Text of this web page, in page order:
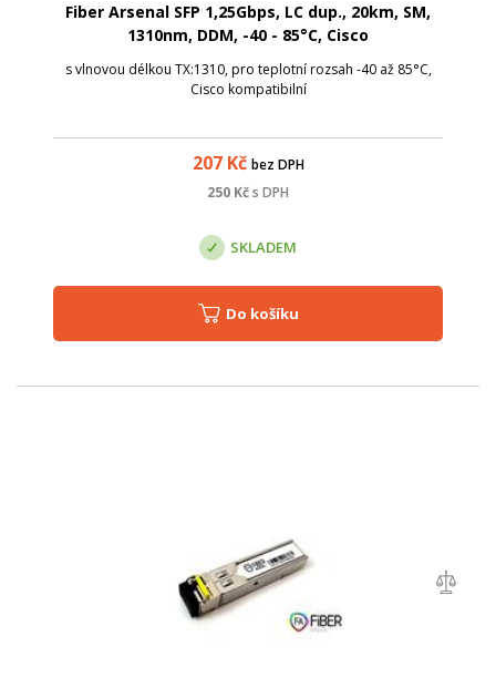
Fiber Arsenal SFP 1,25Gbps, LC dup., 20km, SM,
1310nm, DDM, -40 - 85°C, Cisco
s vlnovou délkou TX:1310, pro teplotní rozsah -40 až 85°C,
Cisco kompatibilní
207Kč bez DPH
250 Kčs DPH
SKLADEM
Do košíku